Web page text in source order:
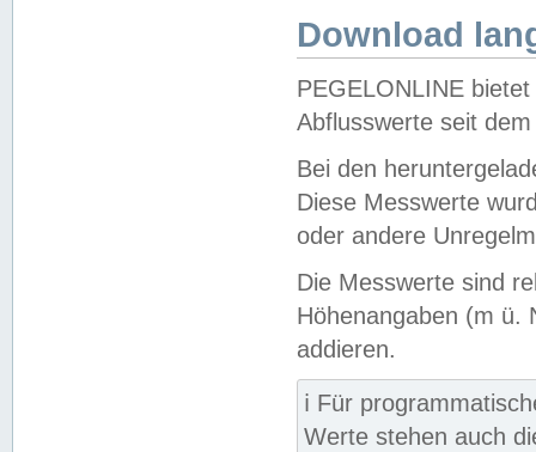
Download
PEGELONLINE
Abflusswerte seit
Bei den
Diese Messwerte
oder andere
Die Messwerte sind
Höhenangaben (m ü.
addieren.
ℹ️ Für
Werte stehen auch